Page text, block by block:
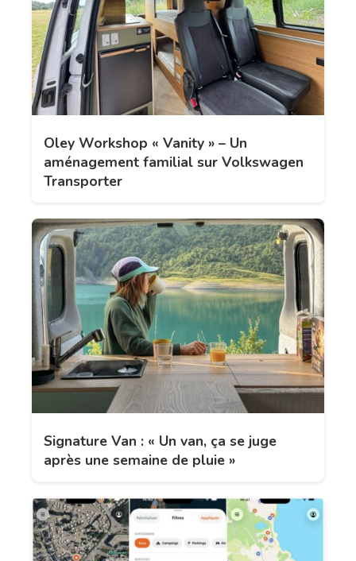
Oley Workshop « Vanity » – Un
aménagement familial sur Volkswagen
Transporter
Signature Van : « Un van, ça se juge
après une semaine de pluie »